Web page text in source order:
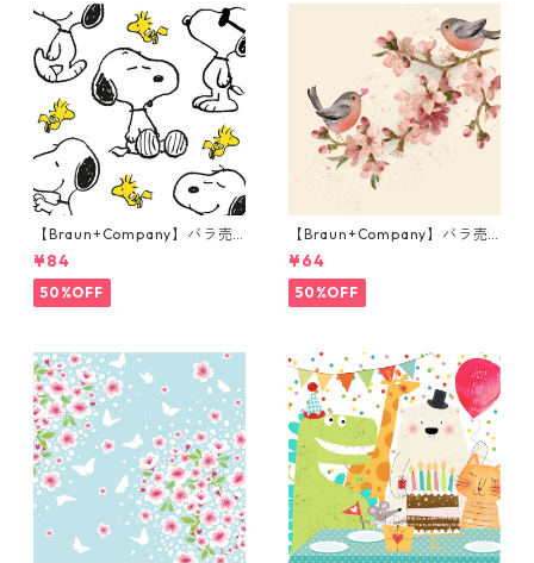
【Braun+Company】バラ売
り2枚 ランチサイズ ペーパー
ナプキン Snoopy + Woodstoc
k ホワイト PEANUTS
¥84
50%OFF
【Braun+Company】バラ売
り2枚 ランチサイズ ペーパー
ナプキン Cherry Blossom Lo
ve ベージュxピンク
¥64
50%OFF